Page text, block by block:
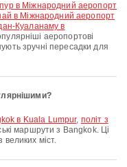
в Міжнародний аеропорт
Куаланаму в
аеропортові
зручні пересадки для
в Kuala Lumpur, політ з
маршрути з Bangkok. Ці
міст.